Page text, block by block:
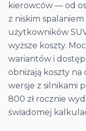
kierowców — od
z niskim spalaniem
użytkowników
wyższe koszty.
wariantów i
obniżają koszty na
wersje z silnikami
800 zł rocznie
świadomej